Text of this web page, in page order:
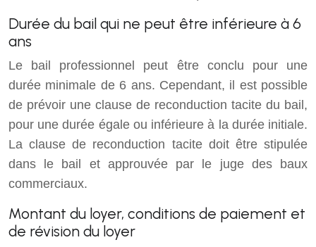
Durée du bail qui ne peut être inférieure à 6
ans
Le bail professionnel peut être conclu pour une
durée minimale de 6 ans. Cependant, il est possible
de prévoir une clause de reconduction tacite du bail,
pour une durée égale ou inférieure à la durée initiale.
La clause de reconduction tacite doit être stipulée
dans le bail et approuvée par le juge des baux
commerciaux.
Montant du loyer, conditions de paiement et
de révision du loyer